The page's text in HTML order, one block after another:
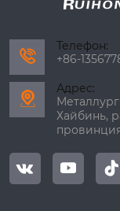

Телефон:
+86-

Адрес:
Хайбинь,
  